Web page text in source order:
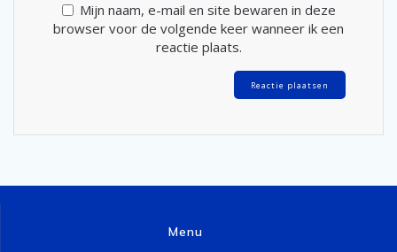
Mijn naam, e-mail en site bewaren in deze
browser voor de volgende keer wanneer ik een
reactie plaats.
Menu